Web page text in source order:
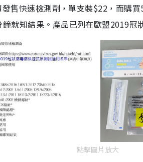
售快速檢測劑，單支裝$22，而購
就知結果。產品已列在歐盟2019冠
點擊圖片放大